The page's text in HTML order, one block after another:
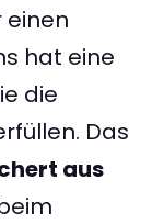
einen
hat eine
die
Das
aus